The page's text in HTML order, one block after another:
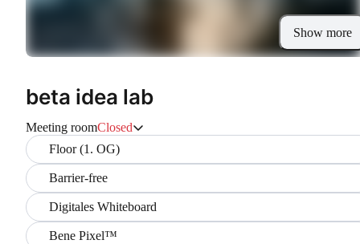
Show more
beta idea lab
Meeting roomClosed
Floor (1. OG)
Barrier-free
Digitales Whiteboard
Bene Pixel™